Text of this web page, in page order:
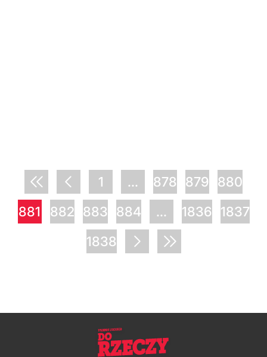
1 ... 878 879
880
881
882 883 884 ... 1836
1837
1838